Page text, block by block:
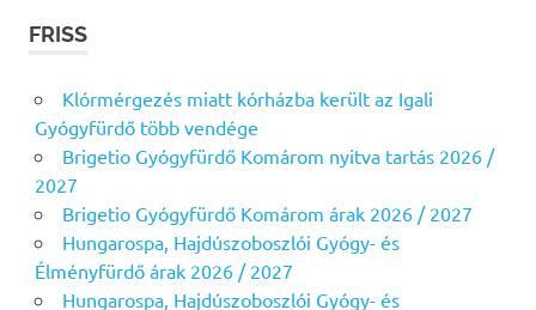
FRISS
Klórmérgezés miatt kórházba került az Igali
Gyógyfürdő több vendége
Brigetio Gyógyfürdő Komárom nyitva tartás 2026 /
2027
Brigetio Gyógyfürdő Komárom árak 2026 / 2027
Hungarospa, Hajdúszoboszlói Gyógy- és
Élményfürdő árak 2026 / 2027
Hungarospa, Hajdúszoboszlói Gyógy- és